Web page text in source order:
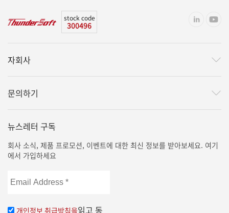
stock code
300496
자회사
문의하기
뉴스레터 구독
회사 소식, 제품 프로모션, 이벤트에 대한 최신 정보를 받아보세요. 여기
에서 가입하세요
Email
Address
개인정보 취급방침을읽고 동